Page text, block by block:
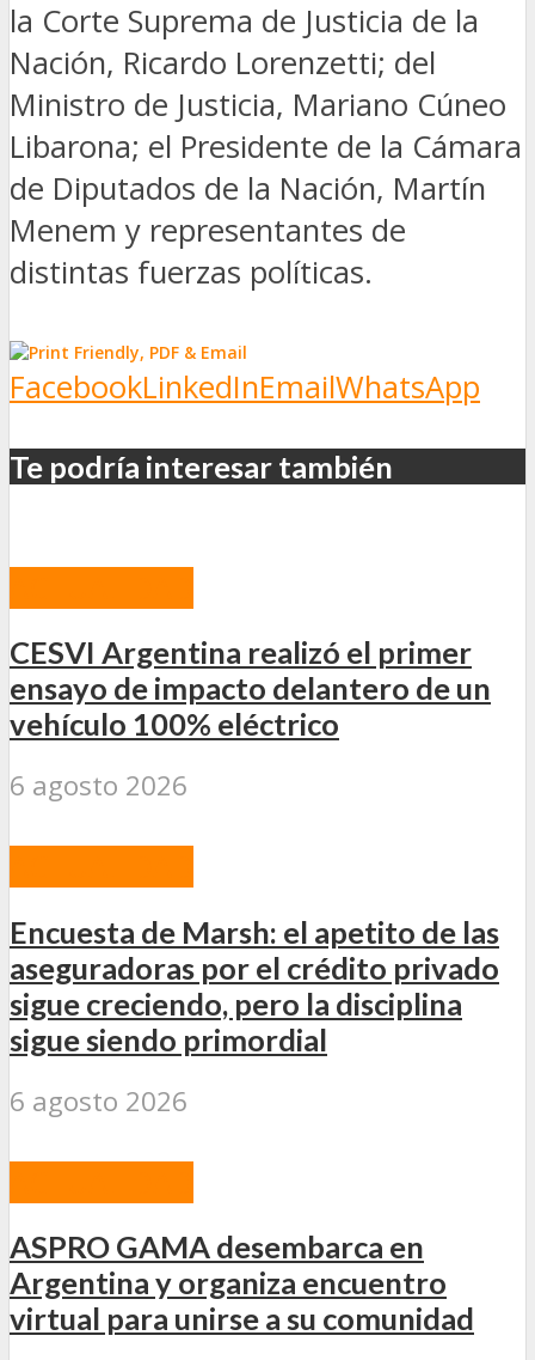
la Corte Suprema de Justicia de la
Nación, Ricardo Lorenzetti; del
Ministro de Justicia, Mariano Cúneo
Libarona; el Presidente de la Cámara
de Diputados de la Nación, Martín
Menem y representantes de
distintas fuerzas políticas.
FacebookLinkedInEmailWhatsApp
Te podría interesar también
CESVI Argentina realizó el primer
ensayo de impacto delantero de un
vehículo 100% eléctrico
6 agosto 2026
Encuesta de Marsh: el apetito de las
aseguradoras por el crédito privado
sigue creciendo, pero la disciplina
sigue siendo primordial
6 agosto 2026
ASPRO GAMA desembarca en
Argentina y organiza encuentro
virtual para unirse a su comunidad